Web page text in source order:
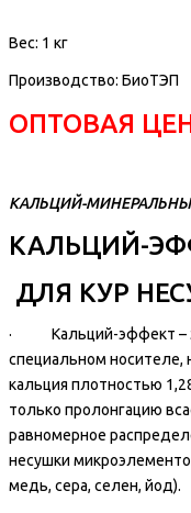
Вес: 1 кг
Производство: БиоТЭП
ОПТОВАЯ
КАЛЬЦИЙ-
КАЛЬЦИЙ-
ДЛЯ КУР
· Кальций-эффект –
специальном носителе,
кальция плотностью
только пролонгацию
равномерное
несушки
медь, сера, селен, йод).